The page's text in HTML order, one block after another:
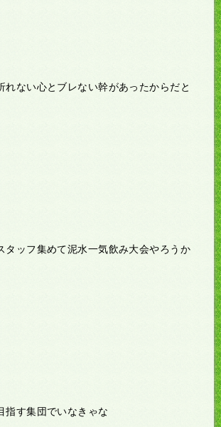
れない心とブレない幹があったからだと
タッフ集めて泥水一気飲み大会やろうか
指す集団でいなきゃな